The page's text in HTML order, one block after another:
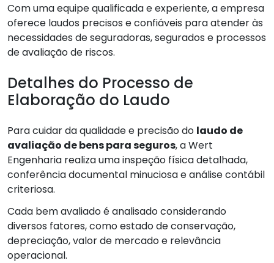
Com uma equipe qualificada e experiente, a empresa
oferece laudos precisos e confiáveis para atender às
necessidades de seguradoras, segurados e processos
de avaliação de riscos.
Detalhes do Processo de
Elaboração do Laudo
Para cuidar da qualidade e precisão do laudo de
avaliação de bens para seguros, a Wert
Engenharia realiza uma inspeção física detalhada,
conferência documental minuciosa e análise contábil
criteriosa.
Cada bem avaliado é analisado considerando
diversos fatores, como estado de conservação,
depreciação, valor de mercado e relevância
operacional.